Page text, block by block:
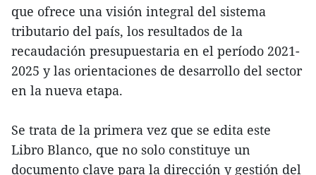
que ofrece una visión integral del sistema
tributario del país, los resultados de la
recaudación presupuestaria en el período 2021-
2025 y las orientaciones de desarrollo del sector
en la nueva etapa.
Se trata de la primera vez que se edita este
Libro Blanco, que no solo constituye un
documento clave para la dirección y gestión del